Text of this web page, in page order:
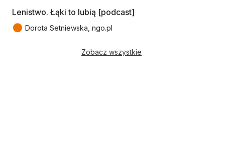
Lenistwo. Łąki to lubią [podcast]
● Dorota Setniewska, ngo.pl
Zobacz wszystkie